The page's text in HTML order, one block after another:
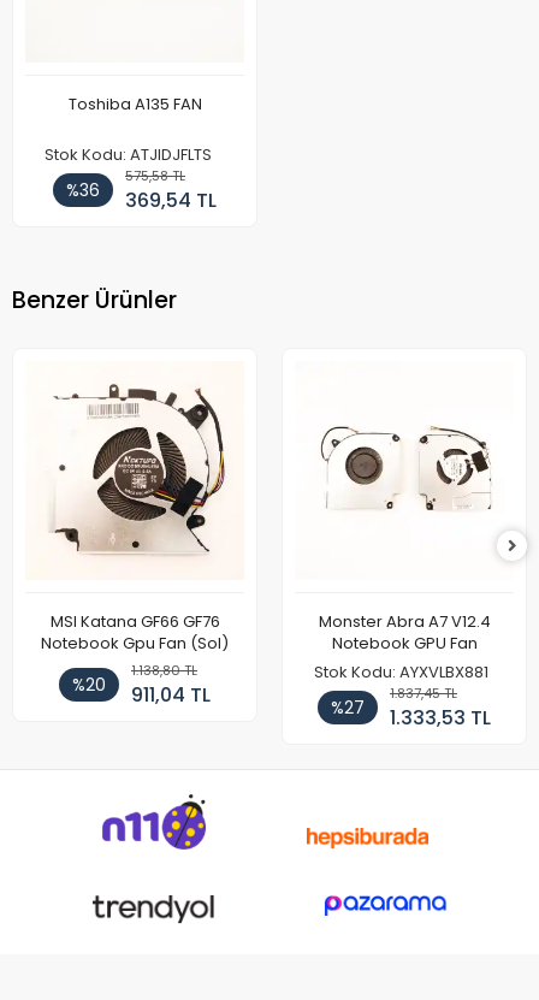
Toshiba A135 FAN
Stok Kodu: ATJIDJFLTS
%36
575,58 TL
369,54 TL
Benzer Ürünler
MSI Katana GF66 GF76
Notebook Gpu Fan (Sol)
%20
1.138,80 TL
911,04 TL
Monster Abra A7 V12.4
Notebook GPU Fan
Stok Kodu: AYXVLBX881
%27
1.837,45 TL
1.333,53 TL